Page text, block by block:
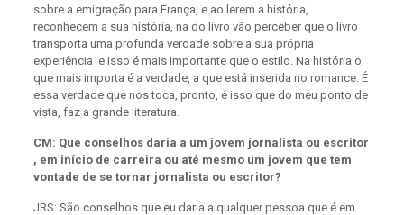
sobre a emigração para França, e ao lerem a história,
reconhecem a sua história, na do livro vão perceber que o livro
transporta uma profunda verdade sobre a sua própria
experiência e isso é mais importante que o estilo. Na história o
que mais importa é a verdade, a que está inserida no romance. É
essa verdade que nos toca, pronto, é isso que do meu ponto de
vista, faz a grande literatura.
CM: Que conselhos daria a um jovem jornalista ou escritor
, em início de carreira ou até mesmo um jovem que tem
vontade de se tornar jornalista ou escritor?
JRS: São conselhos que eu daria a qualquer pessoa que é em